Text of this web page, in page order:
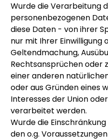
Wurde die Verarbeitung
personenbezogenen
diese Daten - von ihrer
nur mit Ihrer Einwilligung
Geltendmachung,
Rechtsansprüchen oder
einer anderen
oder aus Gründen eines
Interesses der Union
verarbeitet werden.
Wurde die
den o.g.